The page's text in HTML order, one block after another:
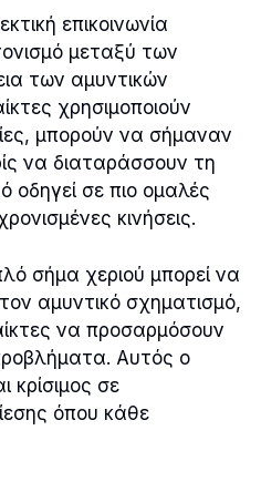
επικοινωνία
μεταξύ των
των αμυντικών
χρησιμοποιούν
μπορούν να σήμαναν
να διαταράσσουν τη
οδηγεί σε πιο ομαλές
κινήσεις.
σήμα χεριού μπορεί να
αμυντικό σχηματισμό,
να προσαρμόσουν
Αυτός ο
κρίσιμος σε
όπου κάθε